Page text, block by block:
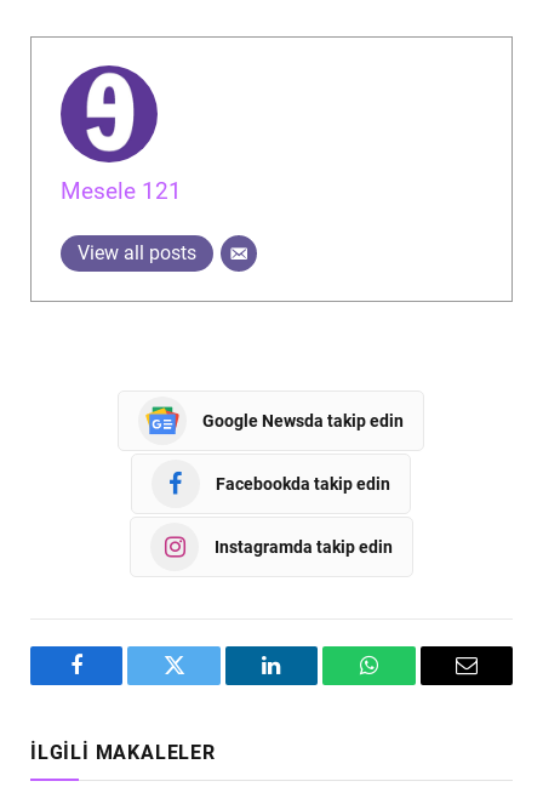
Mesele 121
View all posts
Google Newsda takip edin
Facebookda takip edin
Instagramda takip edin
Facebook Twitter LinkedIn WhatsAppEmail
İLGILI MAKALELER